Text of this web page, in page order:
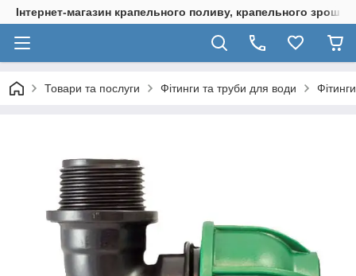
Інтернет-магазин крапельного поливу, крапельного
Товари та послуги Фітинги та труби для води